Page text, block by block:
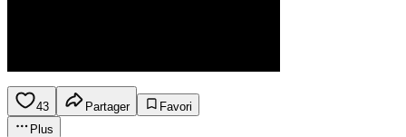
43 Partager
Favori
Plus